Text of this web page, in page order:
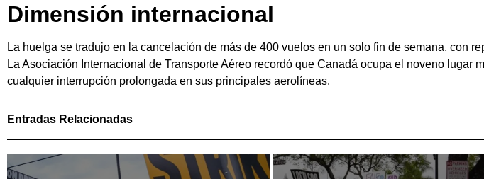
Dimensión internacional
La huelga se tradujo en la cancelación de más de 400 vuelos en un solo fin de semana, con
La Asociación Internacional de Transporte Aéreo recordó que Canadá ocupa el noveno lugar
cualquier interrupción prolongada en sus principales aerolíneas.
Entradas Relacionadas